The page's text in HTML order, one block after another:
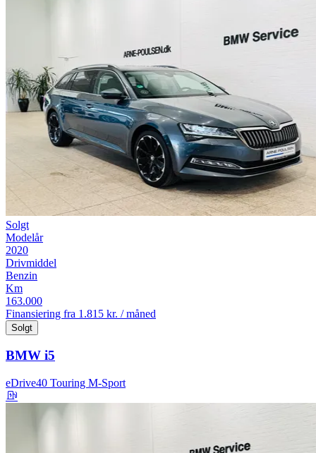
Solgt
Modelår
2020
Drivmiddel
Benzin
Km
163.000
Finansiering fra 1.815 kr. / måned
Solgt
BMW i5
eDrive40 Touring M-Sport